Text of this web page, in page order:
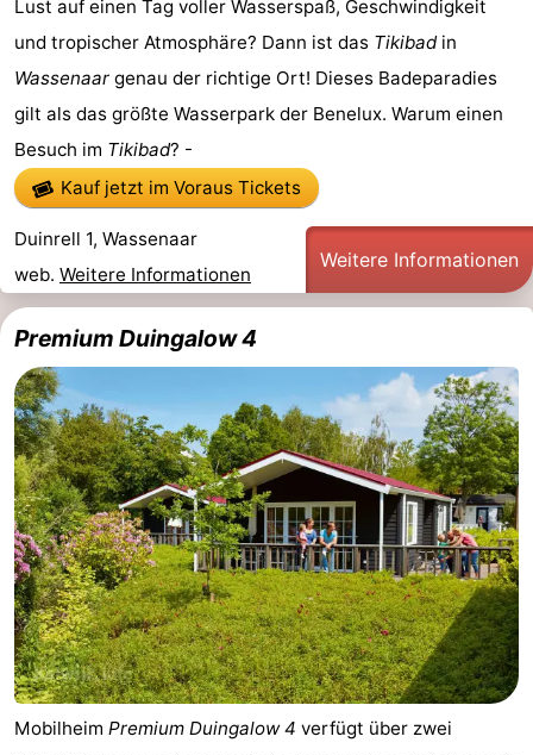
Lust auf einen Tag voller Wasserspaß, Geschwindigkeit
und tropischer Atmosphäre? Dann ist das Tikibadin
Wassenaar genau der richtige Ort! Dieses Badeparadies
gilt als das größte Wasserpark der Benelux. Warum einen
Besuch im Tikibad? -
Kauf jetzt im Voraus Tickets
Duinrell 1, Wassenaar
web. Weitere Informationen
Weitere Informationen
Premium Duingalow 4
Mobilheim Premium Duingalow 4 verfügt über zwei